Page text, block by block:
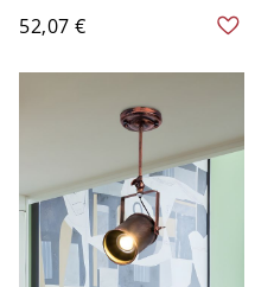
retro industrial de 1 luz -
52,07 €